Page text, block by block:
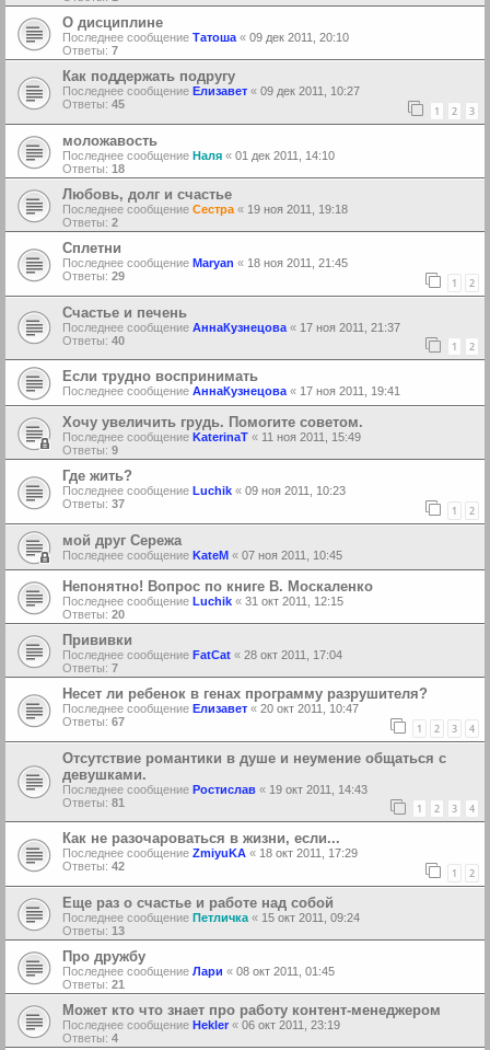
О дисциплине
Последнее сообщение Татоша « 09 дек 2011, 20:10
Ответы: 7
Как поддержать подругу
Последнее сообщение Елизавет « 09 дек 2011, 10:27
Ответы: 45 1 2 3
моложавость
Последнее сообщение Наля « 01 дек 2011, 14:10
Ответы: 18
Любовь, долг и счастье
Последнее сообщение Сестра « 19 ноя 2011, 19:18
Ответы: 2
Сплетни
Последнее сообщение Maryan « 18 ноя 2011, 21:45
Ответы: 29 1 2
Счастье и печень
Последнее сообщение АннаКузнецова « 17 ноя 2011, 21:37
Ответы: 40 1 2
Если трудно воспринимать
Последнее сообщение АннаКузнецова « 17 ноя 2011, 19:41
Хочу увеличить грудь. Помогите советом.
Последнее сообщение KaterinaT « 11 ноя 2011, 15:49
Ответы: 9
Где жить?
Последнее сообщение Luchik « 09 ноя 2011, 10:23
Ответы: 37 1 2
мой друг Сережа
Последнее сообщение KateM « 07 ноя 2011, 10:45
Непонятно! Вопрос по книге В. Москаленко
Последнее сообщение Luchik « 31 окт 2011, 12:15
Ответы: 20
Прививки
Последнее сообщение FatCat « 28 окт 2011, 17:04
Ответы: 7
Несет ли ребенок в генах программу разрушителя?
Последнее сообщение Елизавет « 20 окт 2011, 10:47
Ответы: 67 1 2 3 4
Отсутствие романтики в душе и неумение общаться с
девушками.
Последнее сообщение Ростислав « 19 окт 2011, 14:43
Ответы: 81 1 2 3 4
Как не разочароваться в жизни, если...
Последнее сообщение ZmiyuKA « 18 окт 2011, 17:29
Ответы: 42 1 2
Еще раз о счастье и работе над собой
Последнее сообщение Петличка « 15 окт 2011, 09:24
Ответы: 13
Про дружбу
Последнее сообщение Лари « 08 окт 2011, 01:45
Ответы: 21
Может кто что знает про работу контент-менеджером
Последнее сообщение Hekler « 06 окт 2011, 23:19
Ответы: 4